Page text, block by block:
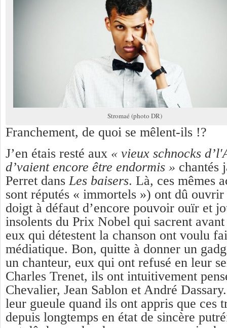
Stromaé (photo DR)
Franchement, de quoi se mêlent-ils !?
J’en étais resté aux « vieux schnocks
d’vaient encore être endormis » chantés
Perret dans Les baisers. Là, ces mêmes
sont réputés « immortels ») ont dû
doigt à défaut d’encore pouvoir ouïr et
insolents du Prix Nobel qui sacrent
eux qui détestent la chanson ont voulu
médiatique. Bon, quitte à donner un
un chanteur, eux qui ont refusé en leur
Charles Trenet, ils ont intuitivement
Chevalier, Jean Sablon et André
leur gueule quand ils ont appris que ces
depuis longtemps en état de sincère